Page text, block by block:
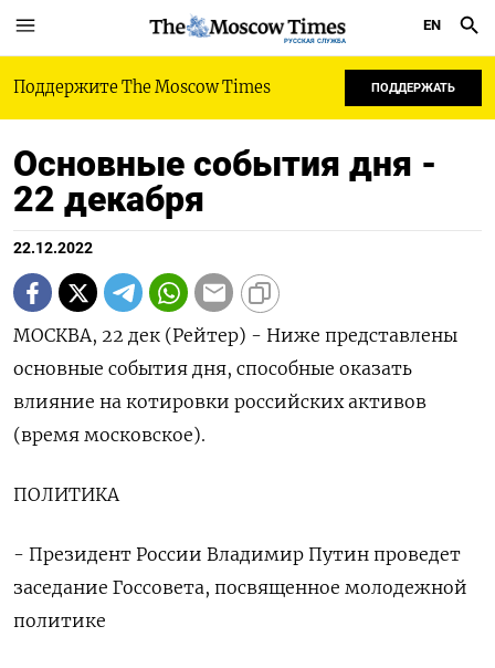
РУССКАЯ СЛУЖБА
EN
Поддержите The Moscow Times ПОДДЕРЖАТЬ
Основные события дня -
22 декабря
22.12.2022
МОСКВА, 22 дек (Рейтер) - Ниже представлены
основные события дня, способные оказать
влияние на котировки российских активов
(время московское).
ПОЛИТИКА
- Президент России Владимир Путин проведет
заседание Госсовета, посвященное молодежной
политике